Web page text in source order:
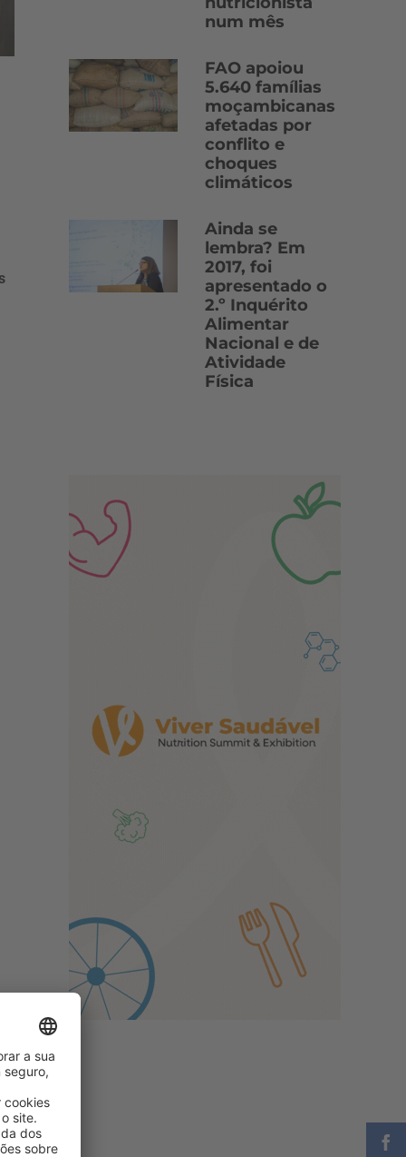
num mês
FAO apoiou
5.640 famílias
moçambicanas
afetadas por
conflito e
choques
climáticos
Ainda se
lembra? Em
2017, foi
apresentado o
2.º Inquérito
Alimentar
Nacional e de
Atividade
Física